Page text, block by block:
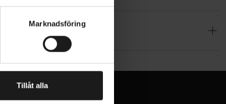
Marknadsföring
Tillåt alla